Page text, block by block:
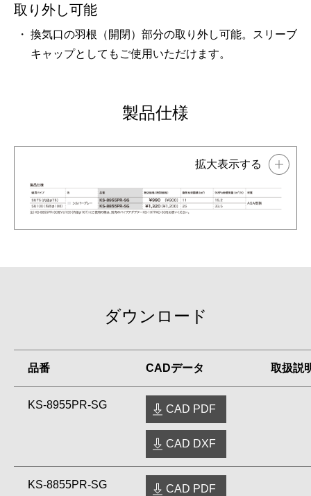
取り外し可能
換気口の羽根（開閉）部分の取り外し可能。スリーブ
キャップとしてもご使用いただけます。
製品仕様
ダウンロード
品番 CADデータ 取扱説
KS-8955PR-SG CAD PDF
CAD DXF
KS-8855PR-SG CAD PDF